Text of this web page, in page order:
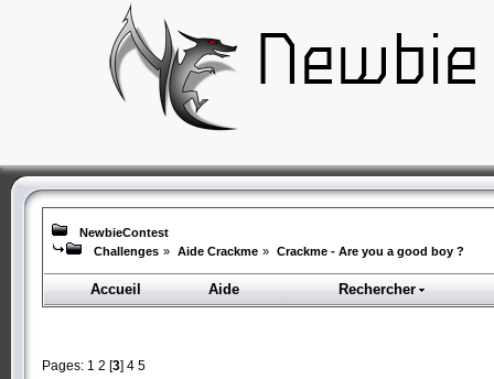
NewbieContest
Challenges » Aide Crackme » Crackme - Are you a good boy ?
Accueil Aide Rechercher
Pages: 1 2 [3] 4 5